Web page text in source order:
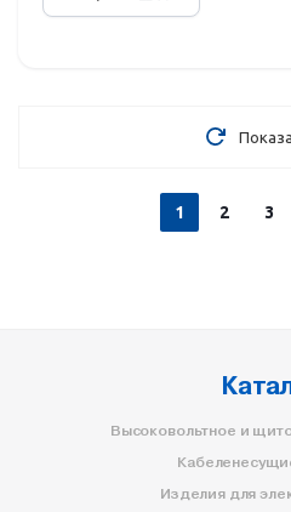
1 2 3
Высоковольтное и
Изделия для